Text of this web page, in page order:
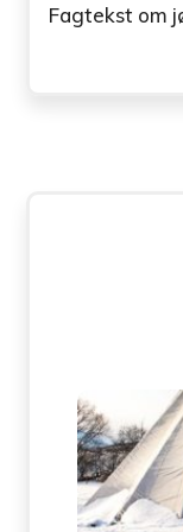
Fagtekst om